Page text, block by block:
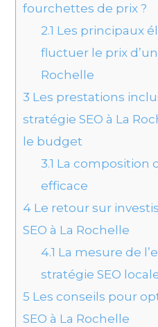
fourchettes de prix ?
2.1 Les principaux
fluctuer le prix
Rochelle
3 Les prestations
stratégie SEO à La
le budget
3.1 La composition
efficace
4 Le retour sur
SEO à La Rochelle
4.1 La mesure de
stratégie SEO
5 Les conseils pour
SEO à La Rochelle